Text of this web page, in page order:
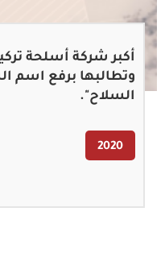
أكبر شركة أسلحة
وتطالبها برفع اسم
السلاح".
2020